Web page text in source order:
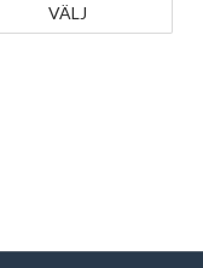
VÄLJ